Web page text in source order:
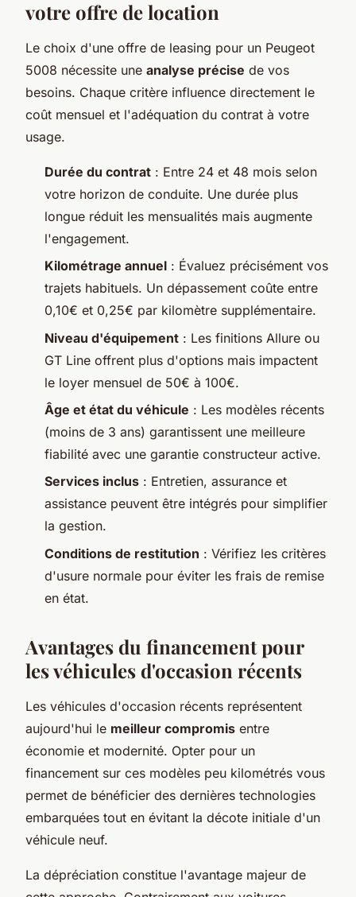
votre offre de location
Le choix d'une offre de leasing pour un Peugeot
5008 nécessite une analyse précise de vos
besoins. Chaque critère influence directement le
coût mensuel et l'adéquation du contrat à votre
usage.
Durée du contrat : Entre 24 et 48 mois selon
votre horizon de conduite. Une durée plus
longue réduit les mensualités mais augmente
l'engagement.
Kilométrage annuel : Évaluez précisément vos
trajets habituels. Un dépassement coûte entre
0,10€ et 0,25€ par kilomètre supplémentaire.
Niveau d'équipement : Les finitions Allure ou
GT Line offrent plus d'options mais impactent
le loyer mensuel de 50€ à 100€.
Âge et état du véhicule : Les modèles récents
(moins de 3 ans) garantissent une meilleure
fiabilité avec une garantie constructeur active.
Services inclus : Entretien, assurance et
assistance peuvent être intégrés pour simplifier
la gestion.
Conditions de restitution : Vérifiez les critères
d'usure normale pour éviter les frais de remise
en état.
Avantages du financement pour
les véhicules d'occasion récents
Les véhicules d'occasion récents représentent
aujourd'hui le meilleur compromis entre
économie et modernité. Opter pour un
financement sur ces modèles peu kilométrés vous
permet de bénéficier des dernières technologies
embarquées tout en évitant la décote initiale d'un
véhicule neuf.
La dépréciation constitue l'avantage majeur de